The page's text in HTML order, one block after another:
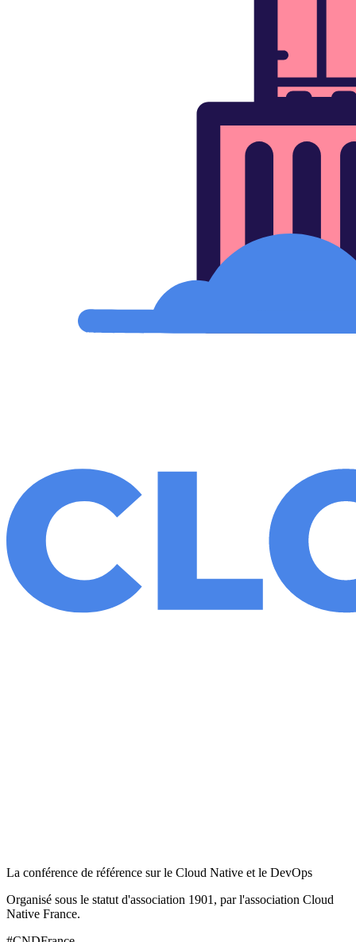
La conférence de référence sur le Cloud Native et le DevOps
Organisé sous le statut d'association 1901, par l'association Cloud
Native France.